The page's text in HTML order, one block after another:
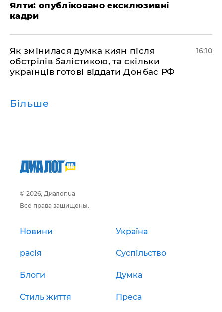
Ялти: опубліковано ексклюзивні
кадри
Як змінилася думка киян після
обстрілів балістикою, та скільки
українців готові віддати Донбас РФ
16:10
Більше
© 2026, Диалог.ua
Все права защищены.
Новини Україна
расія Суспільство
Блоги Думка
Стиль життя Преса